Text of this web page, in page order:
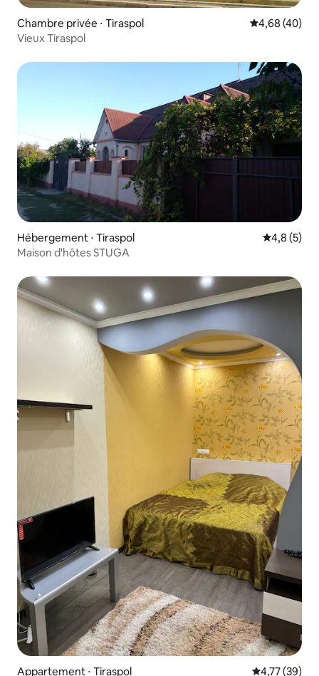
Chambre privée ⋅ Tiraspol Évaluation
4,68 (40)
Vieux Tiraspol
Hébergement ⋅ Tiraspol Évaluation
4,8 (5)
Maison d'hôtes STUGA
Appartement ⋅ Tiraspol Évaluation
4,77 (39)